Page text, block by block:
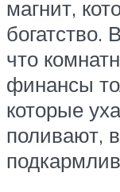
магнит,
богатство.
что
финансы
которые
поливают,